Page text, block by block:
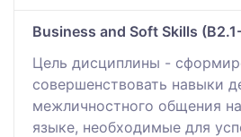
Business and Soft Skills
Цель дисциплины -
совершенствовать навыки
межличностного общения
языке, необходимые для